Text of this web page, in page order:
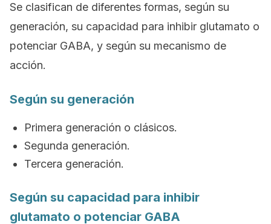
Se clasifican de diferentes formas, según su
generación, su capacidad para inhibir glutamato o
potenciar GABA, y según su mecanismo de
acción.
Según su generación
Primera generación o clásicos.
Segunda generación.
Tercera generación.
Según su capacidad para inhibir
glutamato o potenciar GABA